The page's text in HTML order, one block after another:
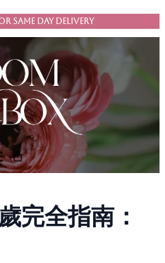
SAME DAY DELIVERY
完全指南：